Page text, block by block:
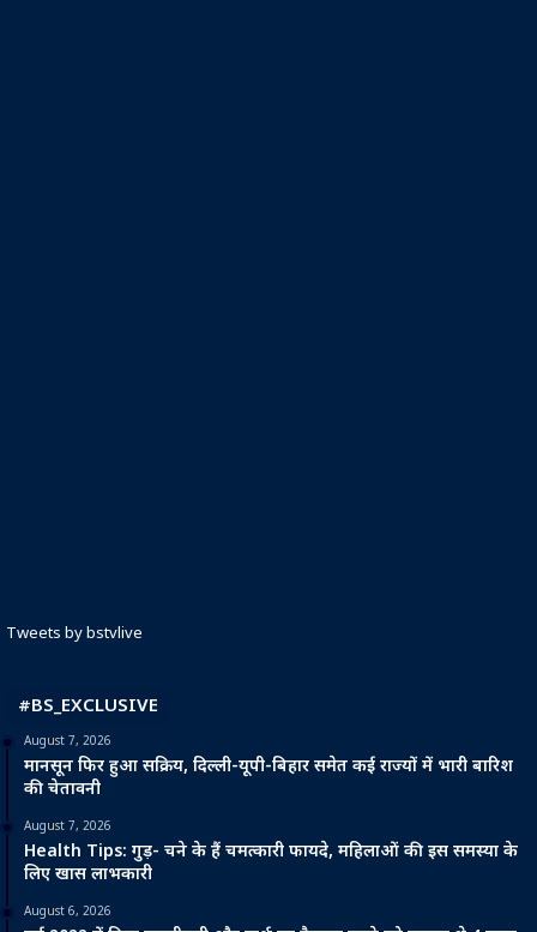
Tweets by bstvlive
#BS_EXCLUSIVE
August 7, 2026
मानसून फिर हुआ सक्रिय, दिल्ली-यूपी-बिहार समेत कई राज्यों में भारी बारिश
की चेतावनी
August 7, 2026
Health Tips: गुड़- चने के हैं चमत्कारी फायदे, महिलाओं की इस समस्या के
लिए खास लाभकारी
August 6, 2026